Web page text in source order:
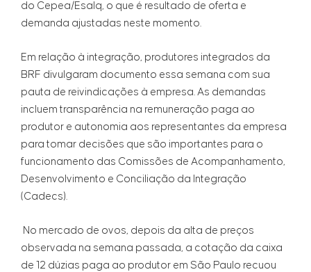
do Cepea/Esalq, o que é resultado de oferta e
demanda ajustadas neste momento.
Em relação à integração, produtores integrados da
BRF divulgaram documento essa semana com sua
pauta de reivindicações à empresa. As demandas
incluem transparência na remuneração paga ao
produtor e autonomia aos representantes da empresa
para tomar decisões que são importantes para o
funcionamento das Comissões de Acompanhamento,
Desenvolvimento e Conciliação da Integração
(Cadecs).
No mercado de ovos, depois da alta de preços
observada na semana passada, a cotação da caixa
de 12 dúzias paga ao produtor em São Paulo recuou